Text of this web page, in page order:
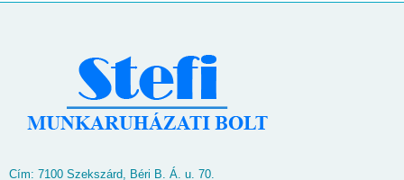
Cím: 7100 Szekszárd, Béri B. Á. u. 70.